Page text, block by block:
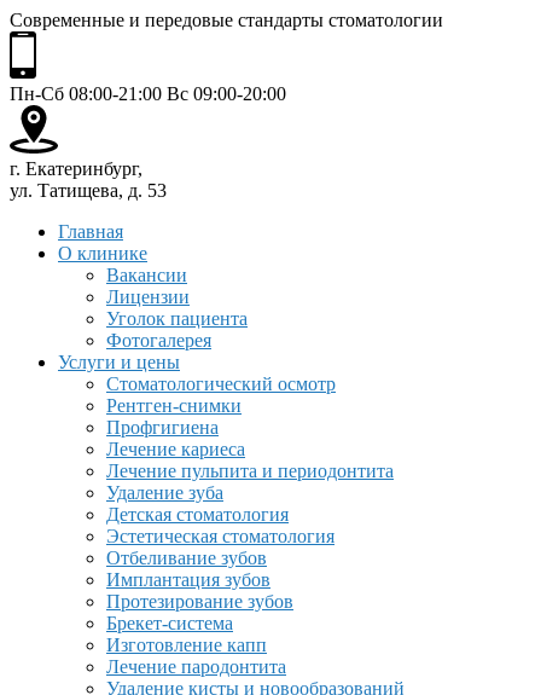
Современные и передовые стандарты стоматологии
Пн-Сб 08:00-21:00 Вс 09:00-20:00
г. Екатеринбург,
ул. Татищева, д. 53
Главная
О клинике
Вакансии
Лицензии
Уголок пациента
Фотогалерея
Услуги и цены
Стоматологический осмотр
Рентген-снимки
Профгигиена
Лечение кариеса
Лечение пульпита и периодонтита
Удаление зуба
Детская стоматология
Эстетическая стоматология
Отбеливание зубов
Имплантация зубов
Протезирование зубов
Брекет-система
Изготовление капп
Лечение пародонтита
Удаление кисты и новообразований